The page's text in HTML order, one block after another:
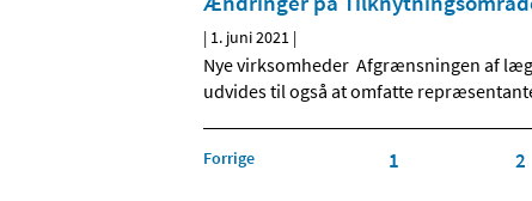
| 1. juni 2021 |
Nye virksomheder Afgrænsningen af
udvides til også at omfatte
Forrige 1 2